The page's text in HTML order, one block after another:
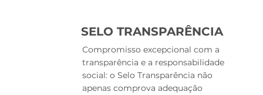
SELO TRANSPARÊNCIA
Compromisso excepcional com a
transparência e a responsabilidade
social: o Selo Transparência não
apenas comprova adequação